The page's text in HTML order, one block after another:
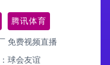
腾讯体育
免费视频直播
球会友谊